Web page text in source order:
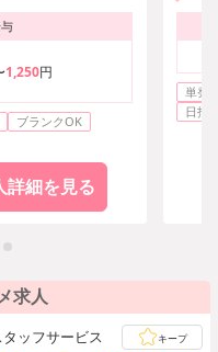
1,250円
ブランクOK
詳細を見る
単発
日払
求人
ッフサービス キープ